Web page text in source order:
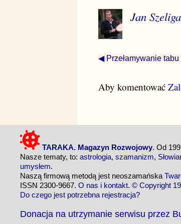
Jan Szeliga
◀ Przełamywanie tabu
Aby komentować
TARAKA. Magazyn Rozwojowy. Od
Nasze tematy, to: astrologia, szamanizm,
umysłem.
Naszą firmową metodą jest neoszamańska
ISSN 2300-9667. O nas i kontakt. © Copyright
Do czego jest potrzebna rejestracja?
Donacja na utrzymanie serwisu przez